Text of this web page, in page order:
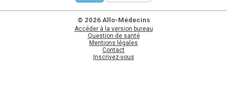
© 2026 Allo-Médecins
Accéder à la version bureau
Question de santé
Mentions légales
Contact
Inscrivez-vous